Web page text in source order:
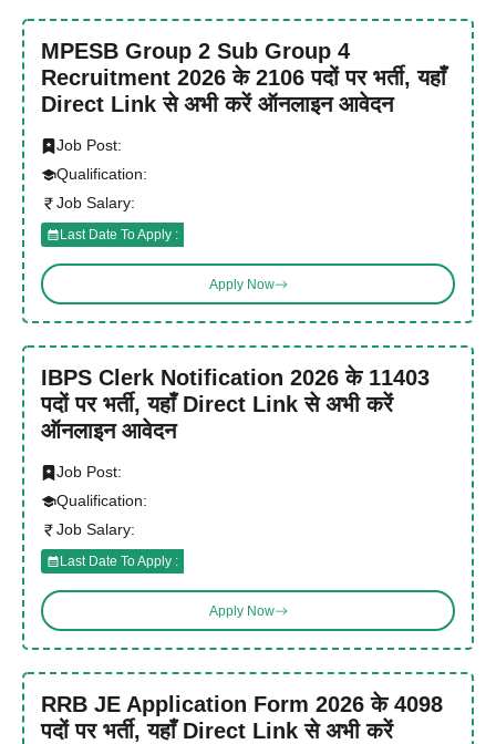
MPESB Group 2 Sub Group 4
Recruitment 2026 के 2106 पदों पर भर्ती, यहाँ
Direct Link से अभी करें ऑनलाइन आवेदन
Job Post:
Qualification:
Job Salary:
Last Date To Apply :
Apply Now
IBPS Clerk Notification 2026 के 11403
पदों पर भर्ती, यहाँ Direct Link से अभी करें
ऑनलाइन आवेदन
Job Post:
Qualification:
Job Salary:
Last Date To Apply :
Apply Now
RRB JE Application Form 2026 के 4098
पदों पर भर्ती, यहाँ Direct Link से अभी करें